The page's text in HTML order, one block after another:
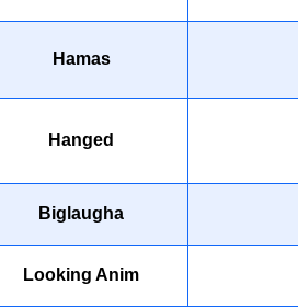
Hamas
Hanged
Biglaugha
Looking Anim